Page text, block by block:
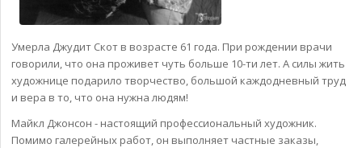
Умерла Джудит Скот в возрасте 61 года. При рождении врачи
говорили, что она проживет чуть больше 10-ти лет. А силы жить
художнице подарило творчество, большой каждодневный труд
и вера в то, что она нужна людям!
Майкл Джонсон - настоящий профессиональный художник.
Помимо галерейных работ, он выполняет частные заказы,